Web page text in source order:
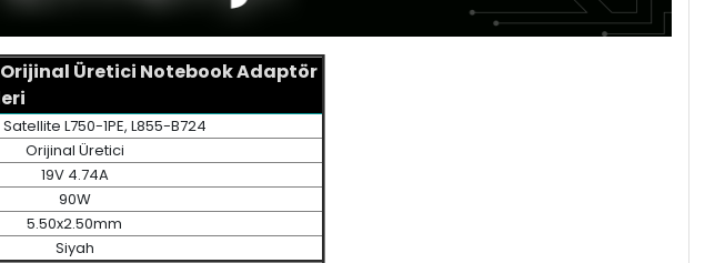
Orijinal Üretici Notebook Adaptör
L750-1PE, L855-B724
Orijinal Üretici
19V 4.74A
90W
5.50x2.50mm
Siyah